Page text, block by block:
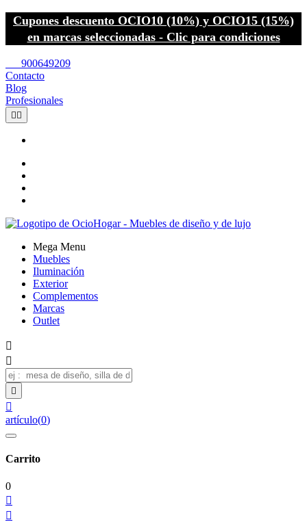
Cupones descuento OCIO10 (10%) y OCIO15 (15%)
en marcas seleccionadas - Clic para condiciones
900649209
Contacto
Blog
Profesionales
 
Mega Menu
Muebles
Iluminación
Exterior
Complementos
Marcas
Outlet




artículo(0)
Carrito
0

